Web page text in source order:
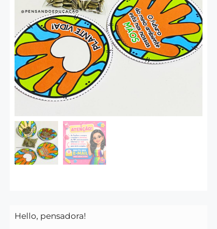
Hello, pensadora!